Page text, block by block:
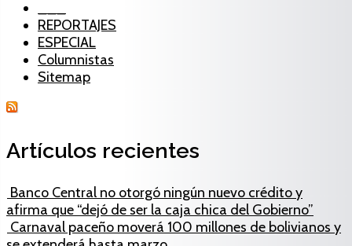
REPORTAJES
ESPECIAL
Columnistas
Sitemap
Artículos recientes
Banco Central no otorgó ningún nuevo crédito y
afirma que “dejó de ser la caja chica del Gobierno”
Carnaval paceño moverá 100 millones de bolivianos y